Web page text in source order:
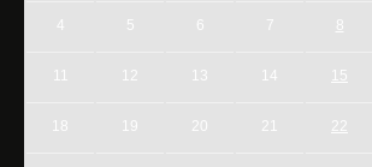
5 6 7 8
11 12 13 14 15
18 19 20 21 22